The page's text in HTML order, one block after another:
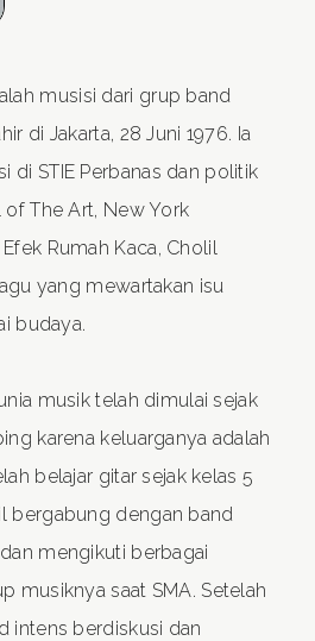
musisi dari grup band
di Jakarta, 28 Juni 1976. Ia
di STIE Perbanas dan politik
The Art, New York
Rumah Kaca, Cholil
yang mewartakan isu
budaya.
musik telah dimulai sejak
karena keluarganya adalah
belajar gitar sejak kelas 5
bergabung dengan band
mengikuti berbagai
musiknya saat SMA. Setelah
intens berdiskusi dan